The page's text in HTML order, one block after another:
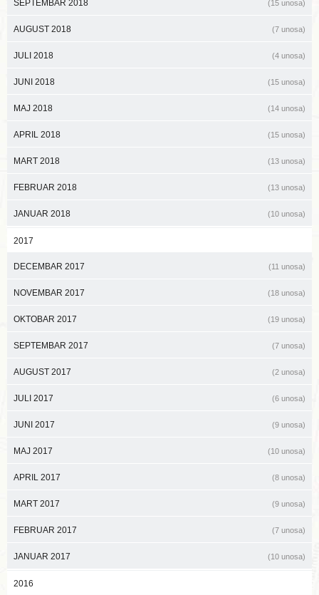
SEPTEMBAR 2018 (15 unosa)
AUGUST 2018 (7 unosa)
JULI 2018 (4 unosa)
JUNI 2018 (15 unosa)
MAJ 2018 (14 unosa)
APRIL 2018 (15 unosa)
MART 2018 (13 unosa)
FEBRUAR 2018 (13 unosa)
JANUAR 2018 (10 unosa)
2017
DECEMBAR 2017 (11 unosa)
NOVEMBAR 2017 (18 unosa)
OKTOBAR 2017 (19 unosa)
SEPTEMBAR 2017 (7 unosa)
AUGUST 2017 (2 unosa)
JULI 2017 (6 unosa)
JUNI 2017 (9 unosa)
MAJ 2017 (10 unosa)
APRIL 2017 (8 unosa)
MART 2017 (9 unosa)
FEBRUAR 2017 (7 unosa)
JANUAR 2017 (10 unosa)
2016